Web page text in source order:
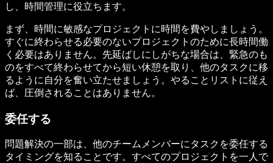
し、時間管理に役立ちます。
まず、時間に敏感なプロジェクトに時間を費やしましょう。
すぐに終わらせる必要のないプロジェクトのために長時間働
く必要はありません。先延ばしにしがちな場合は、緊急のも
のをすべて終わらせてから短い休憩を取り、他のタスクに移
るように自分を奮い立たせましょう。やることリストに従え
ば、圧倒されることはありません。
委任する
問題解決の一部は、他のチームメンバーにタスクを委任する
タイミングを知ることです。すべてのプロジェクトを一人で